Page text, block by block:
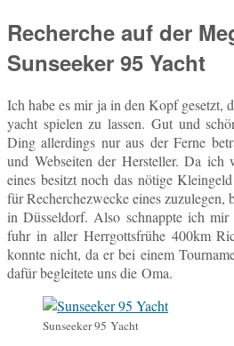
Recherche auf der
Sunseeker 95 Yacht
Ich habe es mir ja in den Kopf ge­setzt,
yacht spie­len zu lassen. Gut und
Ding al­ler­dings nur aus der Ferne
und Web­sei­ten der Her­stel­ler. Da ich
eines be­sitzt noch das nötige
für Re­cher­che­zwe­cke eines zu­zu­le­gen,
in Düs­sel­dorf. Also schnapp­te ich mir
fuhr in aller Herr­gotts­frü­he 400km
konnte nicht, da er bei einem
dafür be­glei­te­te uns die Oma.
Sun­see­ker 95 Yacht